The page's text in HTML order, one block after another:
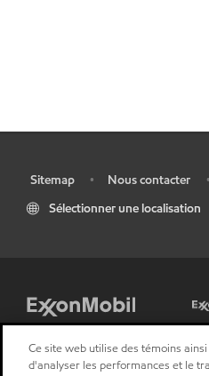
Sitemap • Nous contacter •
Sélectionner une localisation
Ce site web utilise des témoins
d'analyser les performances et le